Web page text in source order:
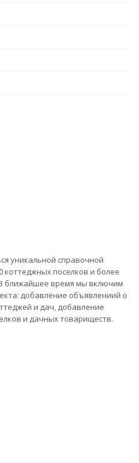
уникальной справочной
поселков и более
ближайшее время мы включим
добавление объявлениий о
и дач, добавление
и дачных товариществ.